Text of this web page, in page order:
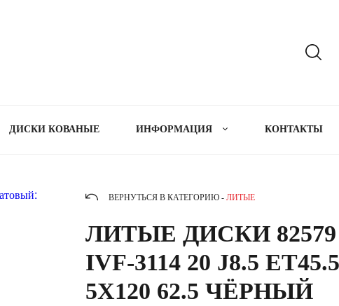
ДИСКИ КОВАНЫЕ ИНФОРМАЦИЯ КОНТАКТЫ
ВЕРНУТЬСЯ В КАТЕГОРИЮ - ЛИТЫЕ
ЛИТЫЕ ДИСКИ
IVF-3114 20 J8.5 ET45.5
5X120 62.5 ЧЁРНЫЙ